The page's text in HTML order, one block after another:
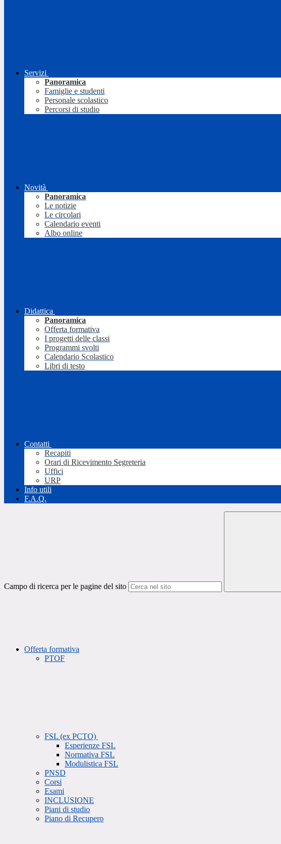
Servizi
Panoramica
Famiglie e studenti
Personale scolastico
Percorsi di studio
Novità
Panoramica
Le notizie
Le circolari
Calendario eventi
Albo online
Didattica
Panoramica
Offerta formativa
I progetti delle classi
Programmi svolti
Calendario Scolastico
Libri di testo
Contatti
Recapiti
Orari di Ricevimento Segreteria
Uffici
URP
Info utili
F.A.Q.
Campo di ricerca per le pagine del sito
Offerta formativa
PTOF
FSL (ex PCTO)
Esperienze FSL
Normativa FSL
Modulistica FSL
PNSD
Corsi
Esami
INCLUSIONE
Piani di studio
Piano di Recupero